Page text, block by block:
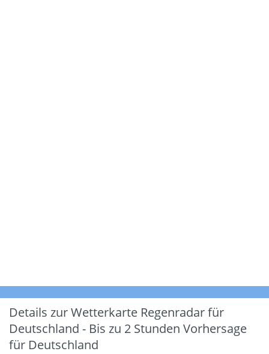
Details zur Wetterkarte Regenradar für
Deutschland - Bis zu 2 Stunden Vorhersage
für Deutschland